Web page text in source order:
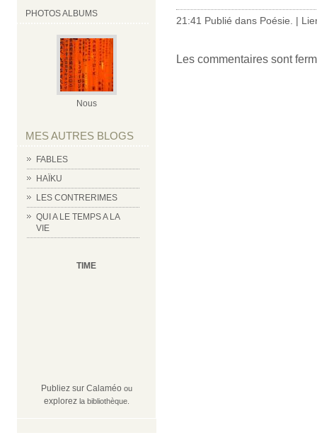
PHOTOS ALBUMS
Nous
MES AUTRES BLOGS
FABLES
HAÏKU
LES CONTRERIMES
QUI A LE TEMPS A LA
VIE
TIME
Publiez sur Calaméo ou
explorez la bibliothèque.
21:41 Publié dans Poésie. |
Les commentaires sont